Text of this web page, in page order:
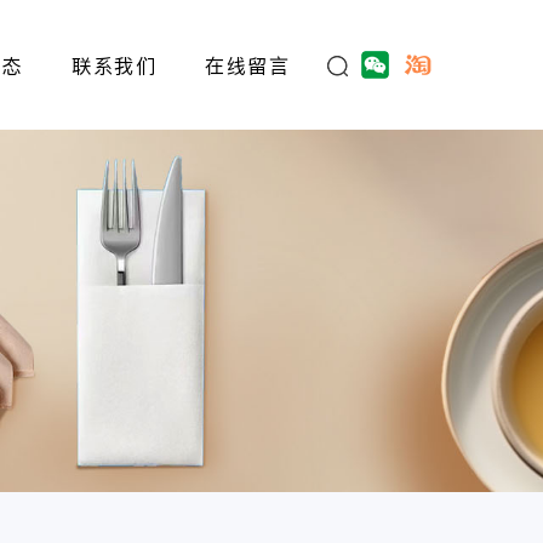
联系我们 在线留言